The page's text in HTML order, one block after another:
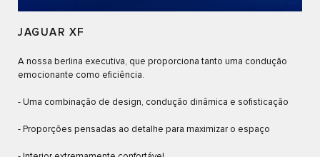
JAGUAR XF
A nossa berlina executiva, que proporciona tanto uma condução
emocionante como eficiência.
- Uma combinação de design, condução dinâmica e sofisticação
- Proporções pensadas ao detalhe para maximizar o espaço